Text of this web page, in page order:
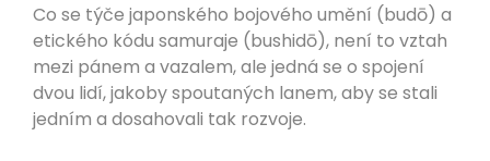
Co se týče japonského bojového umění (budō) a
etického kódu samuraje (bushidō), není to vztah
mezi pánem a vazalem, ale jedná se o spojení
dvou lidí, jakoby spoutaných lanem, aby se stali
jedním a dosahovali tak rozvoje.